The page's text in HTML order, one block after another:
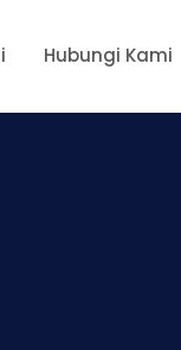
Hubungi Kami